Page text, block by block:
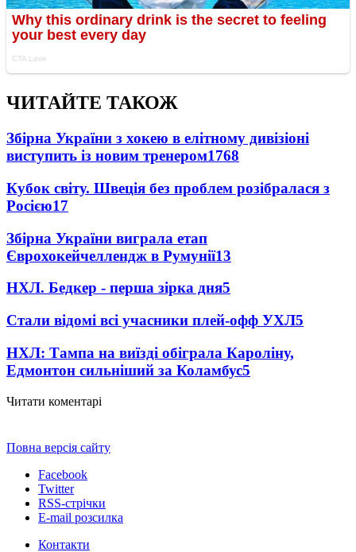
ЧИТАЙТЕ ТАКОЖ
Збірна України з хокею в елітному дивізіоні
виступить із новим тренером1768
Кубок світу. Швеція без проблем розібралася з
Росією17
Збірна України виграла етап
Єврохокейчеллендж в Румунії13
НХЛ. Бедкер - перша зірка дня5
Стали відомі всі учасники плей-офф УХЛ5
НХЛ: Тампа на виїзді обіграла Кароліну,
Едмонтон сильніший за Коламбус5
Читати коментарі
Повна версія сайту
Facebook
Twitter
RSS-стрічки
E-mail розсилка
Контакти